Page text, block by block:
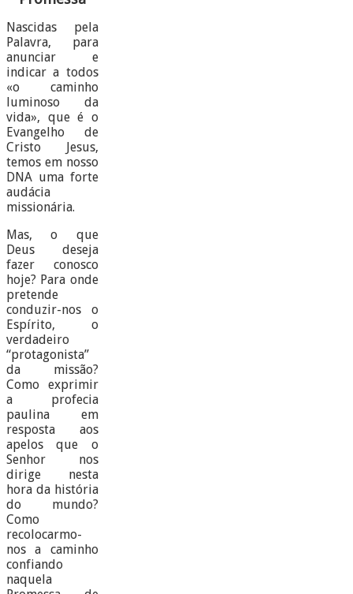
Nascidas pela
Palavra, para
anunciar e
indicar a todos
«o caminho
luminoso da
vida», que é o
Evangelho de
Cristo Jesus,
temos em nosso
DNA uma forte
audácia
missionária.
Mas, o que
Deus deseja
fazer conosco
hoje? Para onde
pretende
conduzir-nos o
Espírito, o
verdadeiro
“protagonista”
da missão?
Como exprimir
a profecia
paulina em
resposta aos
apelos que o
Senhor nos
dirige nesta
hora da história
do mundo?
Como
recolocarmo-
nos a caminho
confiando
naquela